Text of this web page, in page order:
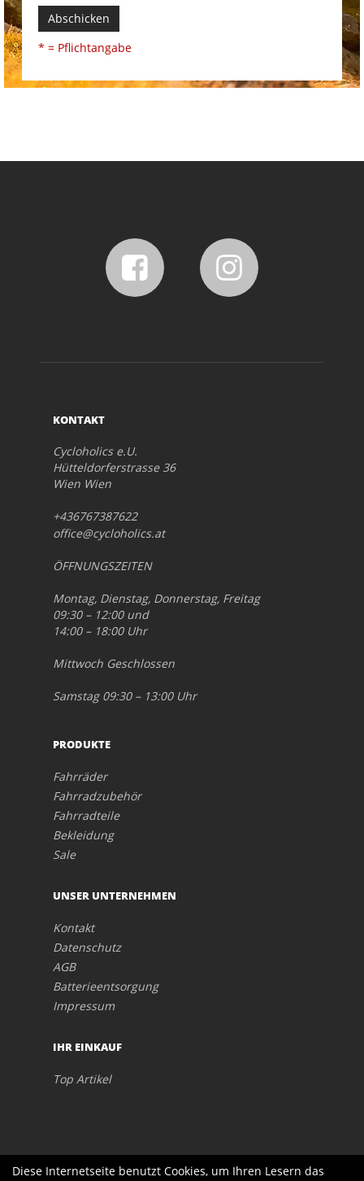
Abschicken
* = Pflichtangabe
KONTAKT
Cycloholics e.U.
Hütteldorferstrasse 36
Wien Wien
+436767387622
office@cycloholics.at
ÖFFNUNGSZEITEN
Montag, Dienstag, Donnerstag, Freitag
09:30 – 12:00 und
14:00 – 18:00 Uhr
Mittwoch Geschlossen
Samstag 09:30 – 13:00 Uhr
PRODUKTE
Fahrräder
Fahrradzubehör
Fahrradteile
Bekleidung
Sale
UNSER UNTERNEHMEN
Kontakt
Datenschutz
AGB
Batterieentsorgung
Impressum
IHR EINKAUF
Top Artikel
Diese Internetseite benutzt Cookies, um Ihren Lesern das